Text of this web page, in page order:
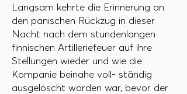
Langsam kehrte die Erinnerung an
den panischen Rückzug in dieser
Nacht nach dem stundenlangen
finnischen Artilleriefeuer auf ihre
Stellungen wieder und wie die
Kompanie beinahe voll- ständig
ausgelöscht worden war, bevor der